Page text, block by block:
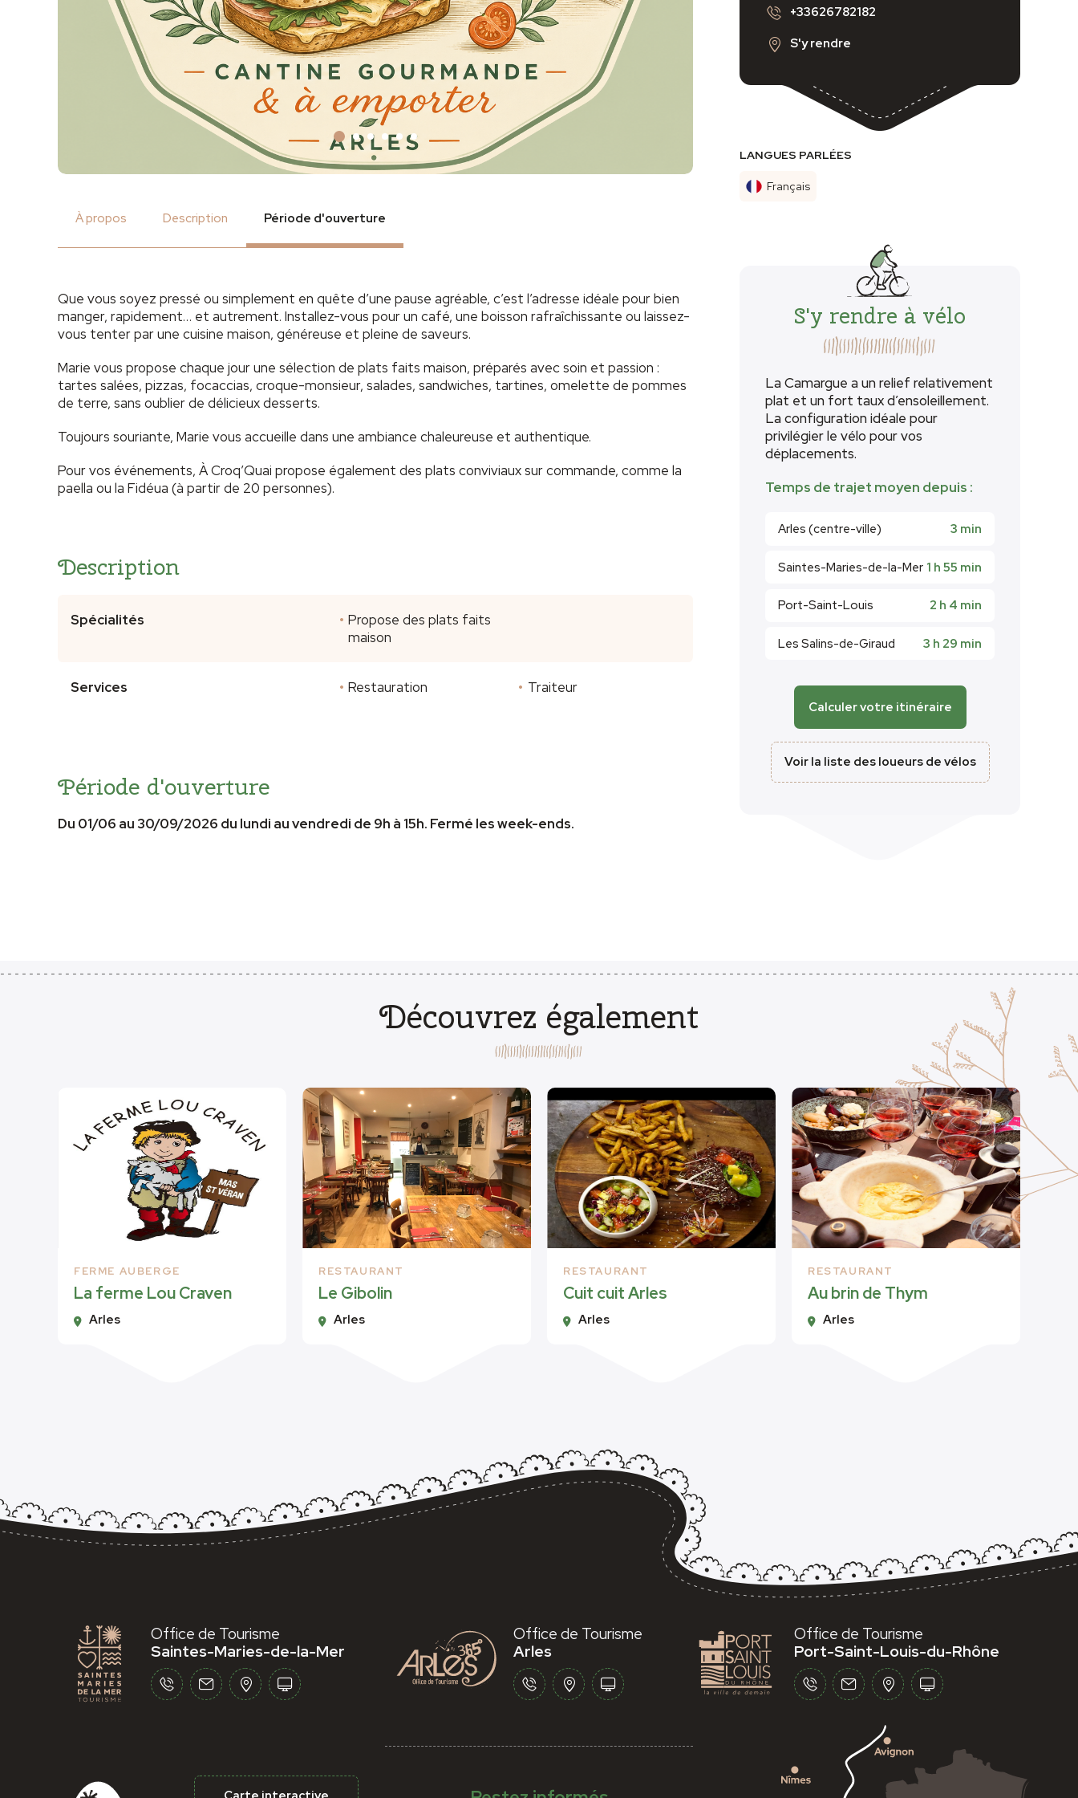
À propos Description Période d'ouverture
Que vous soyez pressé ou simplement en quête d’une pause agréable, c’est l’adresse idéale pour bien
manger, rapidement… et autrement. Installez-vous pour un café, une boisson rafraîchissante ou laissez-
vous tenter par une cuisine maison, généreuse et pleine de saveurs.
Marie vous propose chaque jour une sélection de plats faits maison, préparés avec soin et passion :
tartes salées, pizzas, focaccias, croque-monsieur, salades, sandwiches, tartines, omelette de pommes
de terre, sans oublier de délicieux desserts.
Toujours souriante, Marie vous accueille dans une ambiance chaleureuse et authentique.
Pour vos événements, À Croq’Quai propose également des plats conviviaux sur commande, comme la
paella ou la Fidéua (à partir de 20 personnes).
Description
Spécialités
Propose des plats faits
maison
Services Restauration Traiteur
Période d'ouverture
Du 01/06 au 30/09/2026 du lundi au vendredi de 9h à 15h. Fermé les week-ends.
+33626782182
S'y rendre
LANGUES PARLÉES
Français
S'y rendre à vélo
La Camargue a un relief relativement
plat et un fort taux d’ensoleillement.
La configuration idéale pour
privilégier le vélo pour vos
déplacements.
Temps de trajet moyen depuis :
Arles (centre-ville) 3 min
Saintes-Maries-de-la-Mer 1 h 55 min
Port-Saint-Louis 2 h 4 min
Les Salins-de-Giraud 3 h 29 min
Calculer votre itinéraire
Voir la liste des loueurs de vélos
Découvrez également
FERME AUBERGE
La ferme Lou Craven
Arles
RESTAURANT
Le Gibolin
Arles
RESTAURANT
Cuit cuit Arles
Arles
RESTAURANT
Au brin de Thym
Arles
Office de Tourisme
Saintes-Maries-de-la-Mer
Office de Tourisme
Arles
Office de Tourisme
Port-Saint-Louis-du-Rhône